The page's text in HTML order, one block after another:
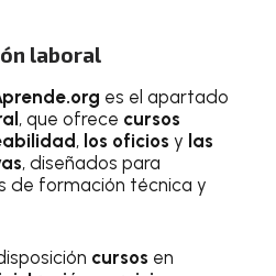
laboral
es el apartado
, que ofrece cursos
, los oficios y las
, diseñados para
de formación técnica y
cursos en